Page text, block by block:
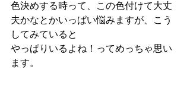
色決めする時って、この色付けて大丈
夫かなとかいっぱい悩みますが、こう
してみていると
やっぱりいるよね！ってめっちゃ思い
ます。